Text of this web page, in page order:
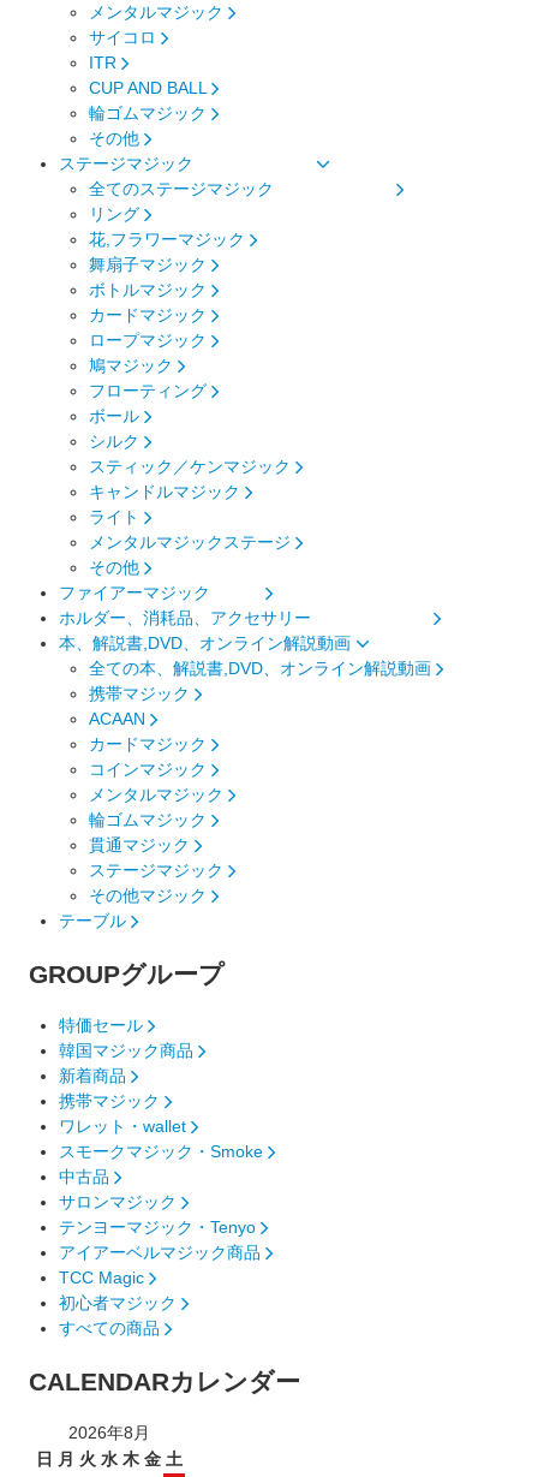
メンタルマジック
サイコロ
ITR
CUP AND BALL
輪ゴムマジック
その他
ステージマジック
全てのステージマジック
リング
花,フラワーマジック
舞扇子マジック
ボトルマジック
カードマジック
ロープマジック
鳩マジック
フローティング
ボール
シルク
スティック／ケンマジック
キャンドルマジック
ライト
メンタルマジックステージ
その他
ファイアーマジック
ホルダー、消耗品、アクセサリー
本、解説書,DVD、オンライン解説動画
全ての本、解説書,DVD、オンライン解説動画
携帯マジック
ACAAN
カードマジック
コインマジック
メンタルマジック
輪ゴムマジック
貫通マジック
ステージマジック
その他マジック
テーブル
GROUPグループ
特価セール
韓国マジック商品
新着商品
携帯マジック
ワレット・wallet
スモークマジック・Smoke
中古品
サロンマジック
テンヨーマジック・Tenyo
アイアーベルマジック商品
TCC Magic
初心者マジック
すべての商品
CALENDARカレンダー
2026年8月
日
月 火 水 木 金 土